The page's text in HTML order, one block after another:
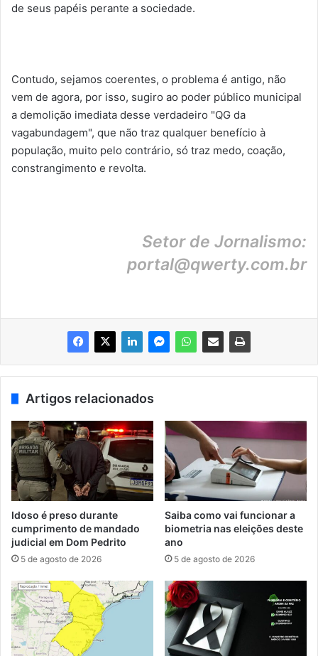
de seus papéis perante a sociedade.
Contudo, sejamos coerentes, o problema é antigo, não
vem de agora, por isso, sugiro ao poder público municipal
a demolição imediata desse verdadeiro "QG da
vagabundagem", que não traz qualquer benefício à
população, muito pelo contrário, só traz medo, coação,
constrangimento e revolta.
Setor de Jornalismo:
portal@qwerty.com.br
Artigos relacionados
Idoso é preso durante
cumprimento de mandado
judicial em Dom Pedrito
5 de agosto de 2026
Saiba como vai funcionar a
biometria nas eleições deste
ano
5 de agosto de 2026